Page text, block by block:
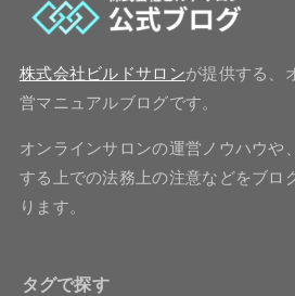
株式会社ビルドサロンが提供する、
営マニュアルブログです。
オンラインサロンの運営ノウハウや
する上での法務上の注意などをブロ
ります。
タグで探す